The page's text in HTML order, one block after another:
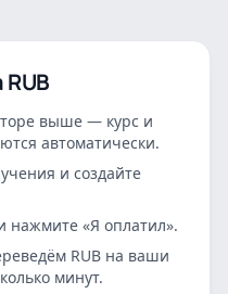
RUB
выше — курс и
автоматически.
и создайте
нажмите «Я оплатил».
RUB на ваши
минут.